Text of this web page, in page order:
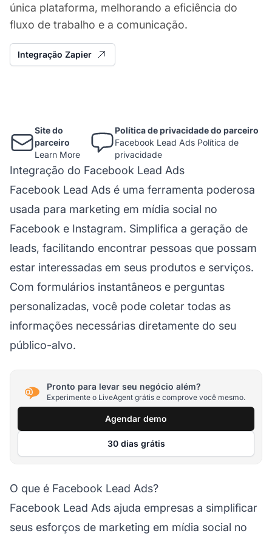
única plataforma, melhorando a eficiência do
fluxo de trabalho e a comunicação.
Integração Zapier
Site do
parceiro
Learn More
Política de privacidade do parceiro
Facebook Lead Ads Política de
privacidade
Integração do Facebook Lead Ads
Facebook Lead Ads é uma ferramenta poderosa
usada para marketing em mídia social no
Facebook e Instagram. Simplifica a geração de
leads, facilitando encontrar pessoas que possam
estar interessadas em seus produtos e serviços.
Com formulários instantâneos e perguntas
personalizadas, você pode coletar todas as
informações necessárias diretamente do seu
público-alvo.
Pronto para levar seu negócio além?
Experimente o LiveAgent grátis e comprove você mesmo.
Agendar demo
30 dias grátis
O que é Facebook Lead Ads?
Facebook Lead Ads ajuda empresas a simplificar
seus esforços de marketing em mídia social no